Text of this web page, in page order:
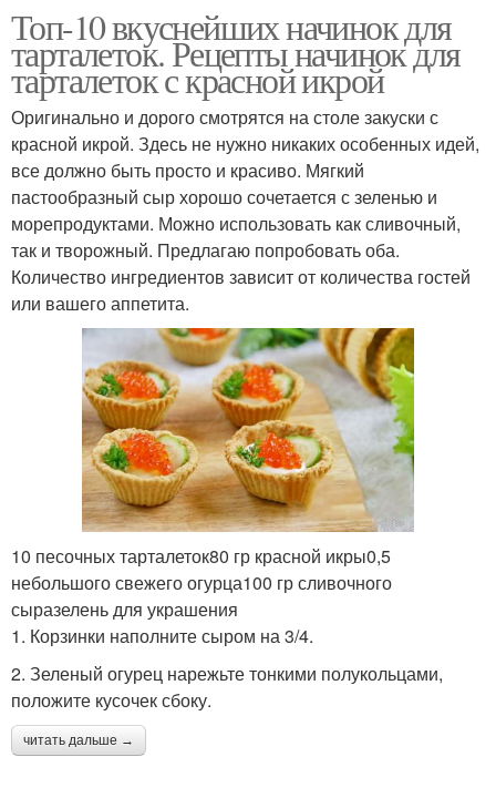
Топ-10 вкуснейших начинок для
тарталеток. Рецепты начинок для
тарталеток с красной икрой
Оригинально и дорого смотрятся на столе закуски с
красной икрой. Здесь не нужно никаких особенных идей,
все должно быть просто и красиво. Мягкий
пастообразный сыр хорошо сочетается с зеленью и
морепродуктами. Можно использовать как сливочный,
так и творожный. Предлагаю попробовать оба.
Количество ингредиентов зависит от количества гостей
или вашего аппетита.
10 песочных тарталеток80 гр красной икры0,5
небольшого свежего огурца100 гр сливочного
сыразелень для украшения
1. Корзинки наполните сыром на 3/4.
2. Зеленый огурец нарежьте тонкими полукольцами,
положите кусочек сбоку.
читать дальше →